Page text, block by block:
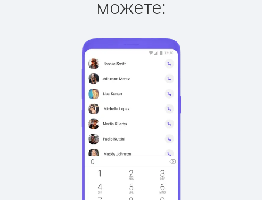
можете: